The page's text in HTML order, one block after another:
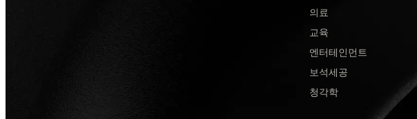
의료
교육
엔터테인먼트
보석세공
청각학